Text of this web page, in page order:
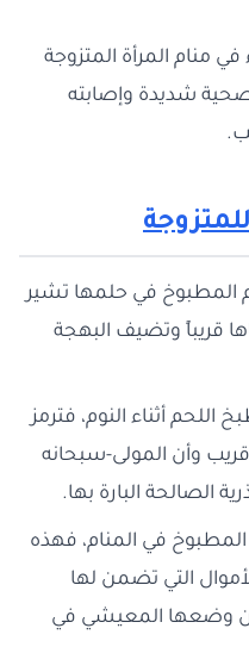
منام المرأة المتزوجة
صحية شديدة وإصابته
المطبوخ في حلمها تشير
قريباً وتضيف البهجة
اللحم أثناء النوم، فترمز
وأن المولى-سبحانه
الصالحة البارة بها.
المطبوخ في المنام، فهذه
التي تضمن لها
وضعها المعيشي في